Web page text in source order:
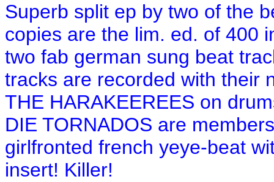
Superb split ep by two of the
copies are the lim. ed. of 400
two fab german sung beat
tracks are recorded with their
THE HARAKEEREES on
DIE TORNADOS are
girlfronted french yeye-beat
insert! Killer!